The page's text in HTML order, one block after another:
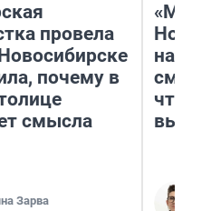
провела
почему в
смысла
Зарва
«Мы